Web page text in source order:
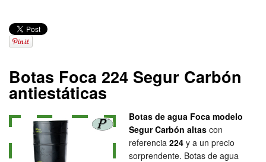
Botas Foca 224 Segur Carbón
antiestáticas
Botas de agua Foca modelo
Segur Carbón altas con
referencia 224 y a un precio
sorprendente. Botas de agua